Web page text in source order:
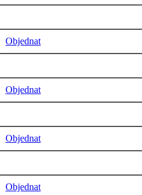
Objednat
Objednat
Objednat
Objednat